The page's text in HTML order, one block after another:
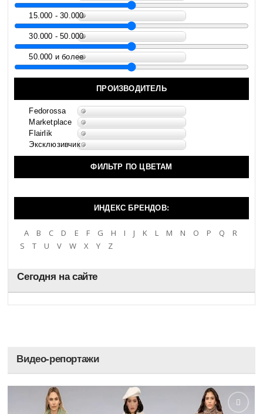
15.000 - 30.000
30.000 - 50.000
50.000 и более
ПРОИЗВОДИТЕЛЬ
Fedorossa
Marketplace
Flairlik
Эксклюзивчик
ФИЛЬТР ПО ЦВЕТАМ
ИНДЕКС БРЕНДОВ:
A B C D E F G H I J K L M N O P Q
R
S
T U V W X Y Z
Сегодня на сайте
Видео-репортажи